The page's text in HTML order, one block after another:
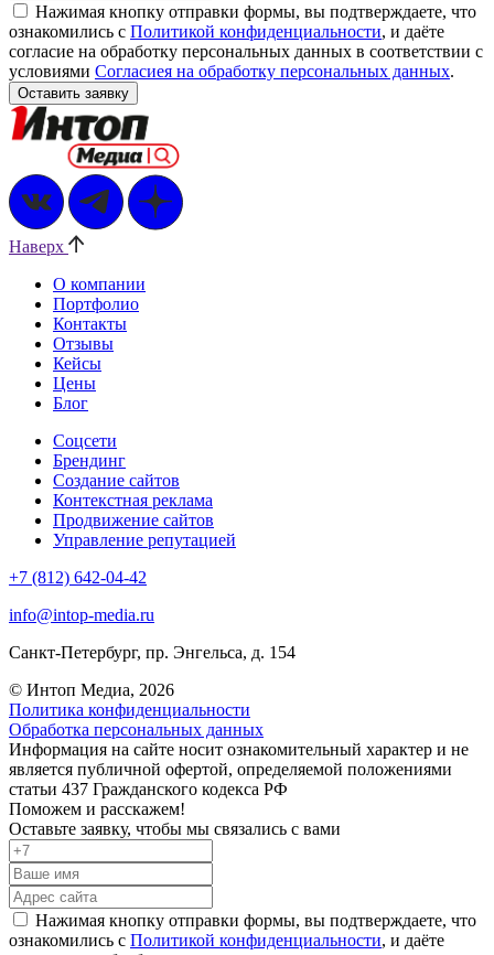
Нажимая кнопку отправки формы, вы подтверждаете, что
ознакомились с Политикой конфиденциальности, и даёте
согласие на обработку персональных данных в соответствии с
условиями Согласиея на обработку персональных данных.
Наверх
О компании
Портфолио
Контакты
Отзывы
Кейсы
Цены
Блог
Соцсети
Брендинг
Создание сайтов
Контекстная реклама
Продвижение сайтов
Управление репутацией
+7 (812) 642-04-42
info@intop-media.ru
Санкт-Петербург, пр. Энгельса, д. 154
© Интоп Медиа, 2026
Политика конфиденциальности
Обработка персональных данных
Информация на сайте носит ознакомительный характер и не
является публичной офертой, определяемой положениями
статьи 437 Гражданского кодекса РФ
Поможем и расскажем!
Оставьте заявку, чтобы мы связались с вами
Нажимая кнопку отправки формы, вы подтверждаете, что
ознакомились с Политикой конфиденциальности, и даёте